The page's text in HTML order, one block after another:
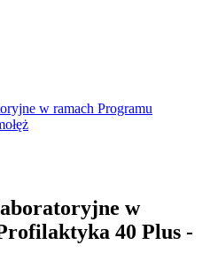
w ramach Programu
w
40 Plus -